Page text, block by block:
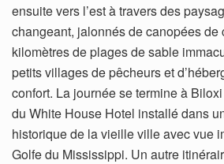
ensuite vers l’est à travers des
changeant, jalonnés de canopées de
kilomètres de plages de sable
petits villages de pêcheurs et
confort. La journée se termine à
du White House Hotel installé dans
historique de la vieille ville avec vue
Golfe du Mississippi. Un autre